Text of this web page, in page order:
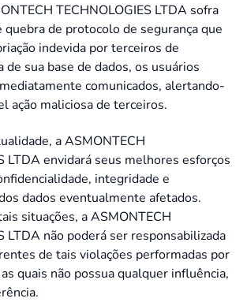
TECHNOLOGIES LTDA sofra
de protocolo de segurança que
indevida por terceiros de
de sua base de dados, os usuários
comunicados, alertando-
ação maliciosa de terceiros.
a ASMONTECH
LTDA envidará seus melhores esforços
integridade e
dados eventualmente afetados.
situações, a ASMONTECH
LTDA não poderá ser responsabilizada
de tais violações performadas por
quais não possua qualquer influência,